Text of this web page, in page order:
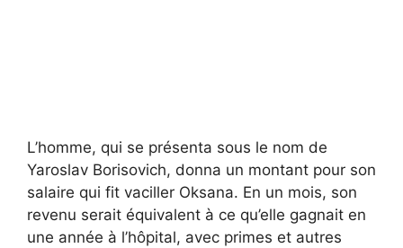
L’homme, qui se présenta sous le nom de
Yaroslav Borisovich, donna un montant pour son
salaire qui fit vaciller Oksana. En un mois, son
revenu serait équivalent à ce qu’elle gagnait en
une année à l’hôpital, avec primes et autres